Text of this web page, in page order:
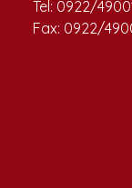
Tel: 0922/
Fax: 0922/